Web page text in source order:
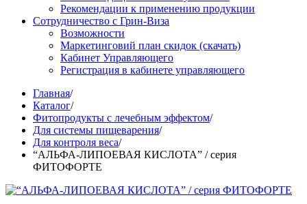
Рекомендации к применению продукции
Сотрудничество с Грин-Виза
Возможности
Маркетинговий план скидок (скачать)
Кабинет Управляющего
Регистрация в кабинете управляющего
Главная/
Каталог/
Фитопродукты с лечебным эффектом/
Для системы пищеварения/
Для контроля веса/
“АЛЬФА-ЛИПОЕВАЯ КИСЛОТА” / серия
ФИТОФОРТЕ